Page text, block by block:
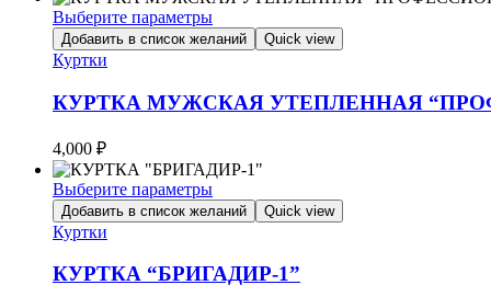
Выберите параметры
Этот
товар
имеет
несколько
вариаций.
можно
выбрать
на
странице
товара.
Добавить в список желаний Quick view
Куртки
КУРТКА МУЖСКАЯ УТЕПЛЕННАЯ
4,000 ₽
Выберите параметры
Этот
товар
имеет
несколько
Добавить в список желаний Quick view
Куртки
КУРТКА “БРИГАДИР-1”